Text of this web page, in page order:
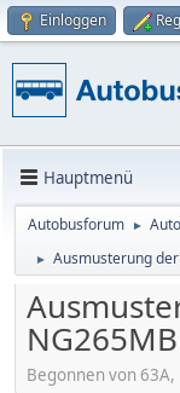
Einloggen
Hauptmenü
Autobusforum ►
► Ausmusterung
Begonnen von